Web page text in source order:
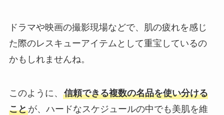
ドラマや映画の撮影現場などで、肌の疲れを感じ
た際のレスキューアイテムとして重宝しているの
かもしれませんね。
このように、 信頼できる複数の名品を使い分ける
ことが、ハードなスケジュールの中でも美肌を維